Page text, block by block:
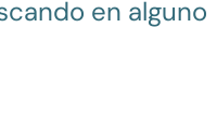
en alguno